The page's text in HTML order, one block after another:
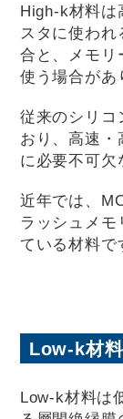
High-k材料は
スタに使わ
合と、メモリ
使う場合があ
従来のシリコ
おり、高速・
に必要不可欠
近年では、
ラッシュメ
ている材料で
Low-k材料
Low-k材料は